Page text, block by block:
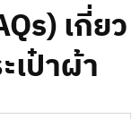
เกี่ยว
ป๋าผ้า